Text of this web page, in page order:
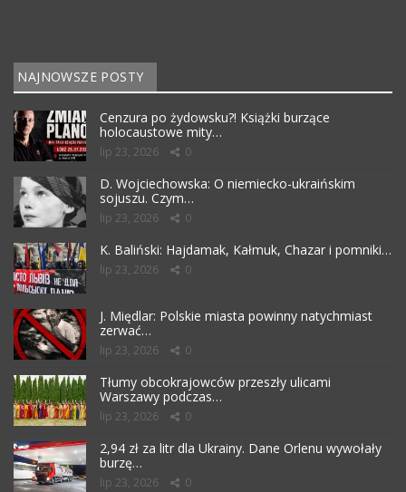
NAJNOWSZE POSTY
Cenzura po żydowsku?! Książki burzące
holocaustowe mity…
lip 23, 2026 0
D. Wojciechowska: O niemiecko-ukraińskim
sojuszu. Czym…
lip 23, 2026 0
K. Baliński: Hajdamak, Kałmuk, Chazar i pomniki…
lip 23, 2026 0
J. Międlar: Polskie miasta powinny natychmiast
zerwać…
lip 23, 2026 0
Tłumy obcokrajowców przeszły ulicami
Warszawy podczas…
lip 23, 2026 0
2,94 zł za litr dla Ukrainy. Dane Orlenu wywołały
burzę…
lip 23, 2026 0